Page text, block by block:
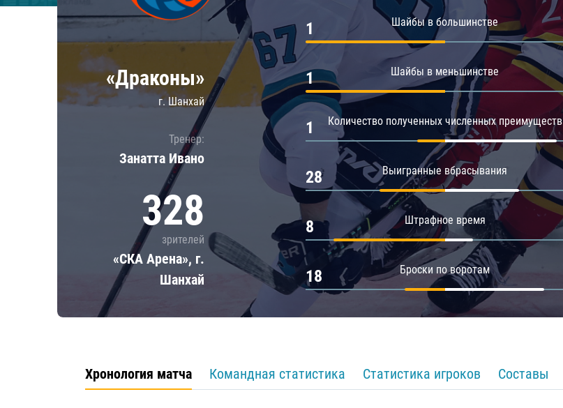
Локомотив
Шанхайские Драконы
Амур
Барыс
Салават Юлаев
«Драконы»
г. Шанхай
Тренер:
Занатта Иванo
328
зрителей
«СКА Арена», г.
Шанхай
Шайбы в большинстве
1
Шайбы в меньшинстве
1
Количество полученных численных преимуществ
1
Выигранные вбрасывания
28
Штрафное время
8
Броски по воротам
18
Хронология матча Командная статистика Статистика игроков Составы